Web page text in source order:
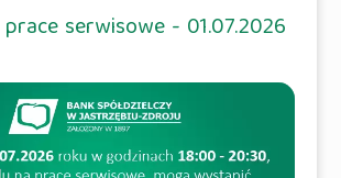
serwisowe - 01.07.2026